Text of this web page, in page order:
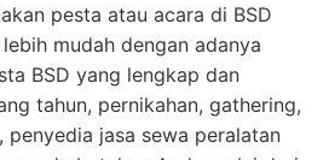
pesta atau acara di BSD
mudah dengan adanya
BSD yang lengkap dan
tahun, pernikahan, gathering,
penyedia jasa sewa peralatan